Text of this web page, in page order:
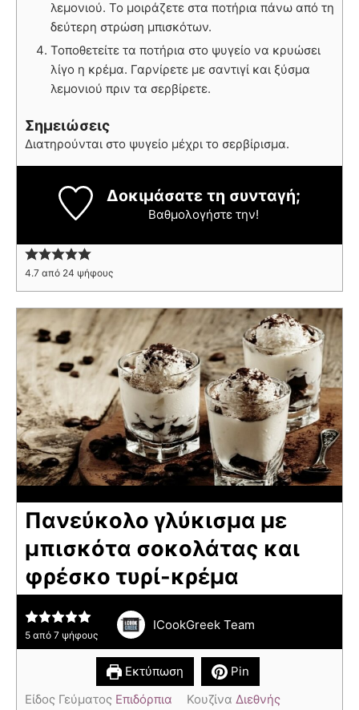
λεμονιού. Το μοιράζετε στα ποτήρια πάνω από τη
δεύτερη στρώση μπισκότων.
Τοποθετείτε τα ποτήρια στο ψυγείο να κρυώσει
λίγο η κρέμα. Γαρνίρετε με σαντιγί και ξύσμα
λεμονιού πριν τα σερβίρετε.
Σημειώσεις
Διατηρούνται στο ψυγείο μέχρι το σερβίρισμα.
Δοκιμάσατε τη συνταγή;
Βαθμολογήστε την!
4.7 από 24 ψήφους
Πανεύκολο γλύκισμα με
μπισκότα σοκολάτας και
φρέσκο τυρί-κρέμα
5 από 7 ψήφους
ICookGreek Team
Εκτύπωση
Pin
Είδος Γεύματος Επιδόρπια Κουζίνα Διεθνής